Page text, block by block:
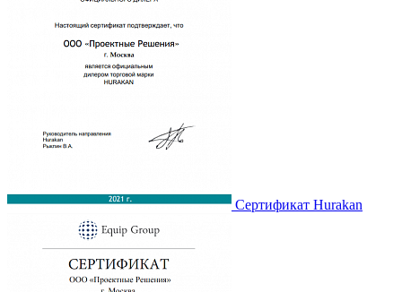
Сертификат Hurakan